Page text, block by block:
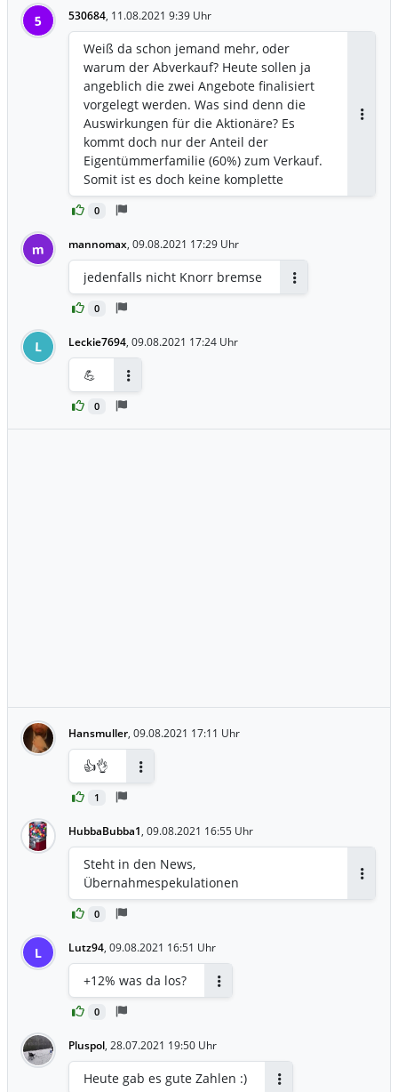
5 530684, 11.08.2021 9:39 Uhr
0
Weiß da schon jemand mehr, oder
warum der Abverkauf? Heute sollen ja
angeblich die zwei Angebote finalisiert
vorgelegt werden. Was sind denn die
Auswirkungen für die Aktionäre? Es
kommt doch nur der Anteil der
Eigentümmerfamilie (60%) zum Verkauf.
Somit ist es doch keine komplette
Übernahme, oder liege ich da falsch?🤔
m mannomax, 09.08.2021 17:29 Uhr
0
jedenfalls nicht Knorr bremse
L Leckie7694, 09.08.2021 17:24 Uhr
0
💪
Hansmuller, 09.08.2021 17:11 Uhr
1
👍👌
HubbaBubba1, 09.08.2021 16:55 Uhr
0
Steht in den News,
Übernahmespekulationen
L Lutz94, 09.08.2021 16:51 Uhr
0
+12% was da los?
Pluspol, 28.07.2021 19:50 Uhr
Heute gab es gute Zahlen :)